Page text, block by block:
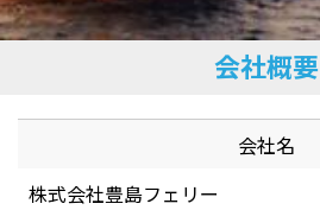
会社概要
会社名
株式会社豊島フェリー